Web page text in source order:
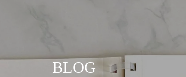
BLOG